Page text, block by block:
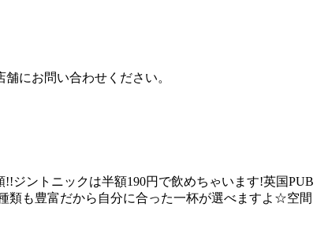
舗にお問い合わせください。
!!ジントニックは半額190円で飲めちゃいます!英国PUB
類も豊富だから自分に合った一杯が選べますよ☆空間